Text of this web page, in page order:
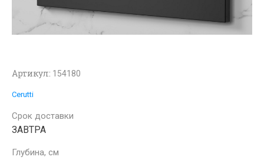
Артикул: 154180
Cerutti
Срок доставки
ЗАВТРА
Глубина, см